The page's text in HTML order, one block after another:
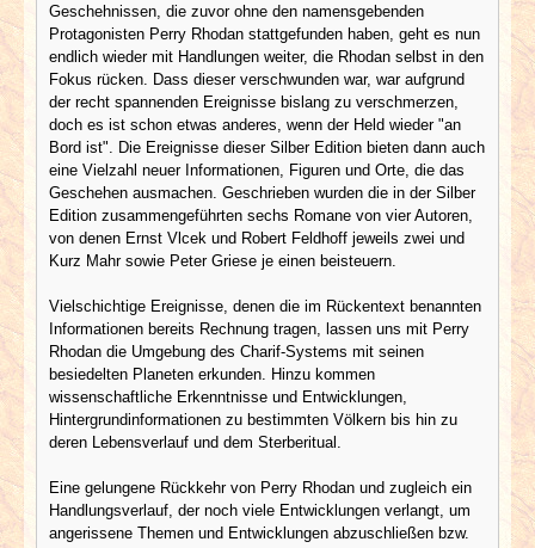
Geschehnissen, die zuvor ohne den namensgebenden
Protagonisten Perry Rhodan stattgefunden haben, geht es nun
endlich wieder mit Handlungen weiter, die Rhodan selbst in den
Fokus rücken. Dass dieser verschwunden war, war aufgrund
der recht spannenden Ereignisse bislang zu verschmerzen,
doch es ist schon etwas anderes, wenn der Held wieder "an
Bord ist". Die Ereignisse dieser Silber Edition bieten dann auch
eine Vielzahl neuer Informationen, Figuren und Orte, die das
Geschehen ausmachen. Geschrieben wurden die in der Silber
Edition zusammengeführten sechs Romane von vier Autoren,
von denen Ernst Vlcek und Robert Feldhoff jeweils zwei und
Kurz Mahr sowie Peter Griese je einen beisteuern.
Vielschichtige Ereignisse, denen die im Rückentext benannten
Informationen bereits Rechnung tragen, lassen uns mit Perry
Rhodan die Umgebung des Charif-Systems mit seinen
besiedelten Planeten erkunden. Hinzu kommen
wissenschaftliche Erkenntnisse und Entwicklungen,
Hintergrundinformationen zu bestimmten Völkern bis hin zu
deren Lebensverlauf und dem Sterberitual.
Eine gelungene Rückkehr von Perry Rhodan und zugleich ein
Handlungsverlauf, der noch viele Entwicklungen verlangt, um
angerissene Themen und Entwicklungen abzuschließen bzw.